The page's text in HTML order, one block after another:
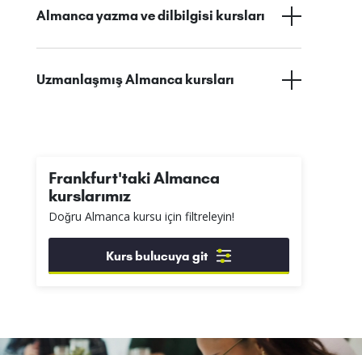
Almanca yazma ve dilbilgisi kursları
Uzmanlaşmış Almanca kursları
Frankfurt'taki Almanca
kurslarımız
Doğru Almanca kursu için filtreleyin!
Kurs bulucuya git